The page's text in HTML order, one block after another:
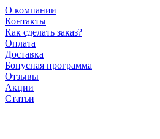
О компании
Контакты
Как сделать заказ?
Оплата
Доставка
Бонусная программа
Отзывы
Акции
Статьи